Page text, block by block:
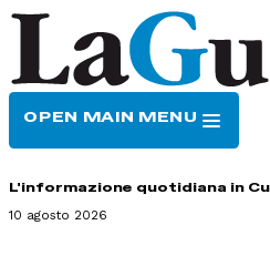
OPEN MAIN MENU
L'informazione quotidiana in
10 agosto 2026